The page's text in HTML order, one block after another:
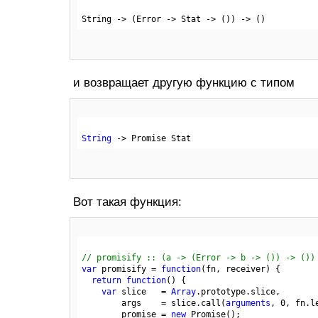
String -> (Error -> Stat -> ()) ->
и возвращает другую функцию с типом
String ->
Вот такая функция:
// promisify :: (a -> (Error -> b -> ()) -> ()) -
var promisify = function(fn, receiver)
{
return function()
{
var slice   = Array.prototype.slice,
        args    = slice.call(
arguments , 0,
        promise =
new Promise();